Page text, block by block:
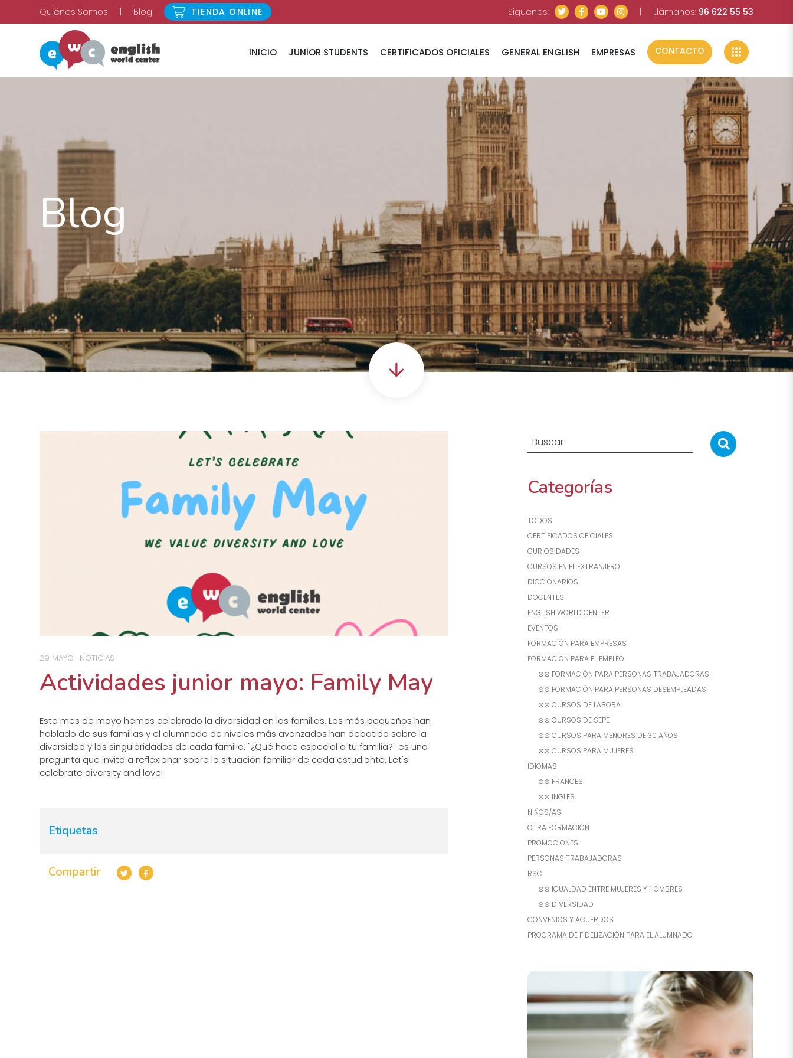
Quiénes Somos Blog TIENDA ONLINE Llámanos: 96 622 55 53
Siguenos:
INICIO JUNIOR STUDENTS CERTIFICADOS OFICIALES GENERAL ENGLISH EMPRESAS CONTACTO
Blog
29 MAYO · NOTICIAS
Actividades junior mayo: Family May
Este mes de mayo hemos celebrado la diversidad en las familias. Los más pequeños han
hablado de sus familias y el alumnado de niveles más avanzados han debatido sobre la
diversidad y las singularidades de cada familia. "¿Qué hace especial a tu familia?" es una
pregunta que invita a reflexionar sobre la situación familiar de cada estudiante. Let's
celebrate diversity and love!
Etiquetas
Compartir
Categorías
TODOS
CERTIFICADOS OFICIALES
CURIOSIDADES
CURSOS EN EL EXTRANJERO
DICCIONARIOS
DOCENTES
ENGLISH WORLD CENTER
EVENTOS
FORMACIÓN PARA EMPRESAS
FORMACIÓN PARA EL EMPLEO
⊙⊙ FORMACIÓN PARA PERSONAS TRABAJADORAS
⊙⊙ FORMACIÓN PARA PERSONAS DESEMPLEADAS
⊙⊙ CURSOS DE LABORA
⊙⊙ CURSOS DE SEPE
⊙⊙ CURSOS PARA MENORES DE 30 AÑOS
⊙⊙ CURSOS PARA MUJERES
IDIOMAS
⊙⊙ FRANCES
⊙⊙ INGLES
NIÑOS/AS
OTRA FORMACIÓN
PROMOCIONES
PERSONAS TRABAJADORAS
RSC
⊙⊙ IGUALDAD ENTRE MUJERES Y HOMBRES
⊙⊙ DIVERSIDAD
CONVENIOS Y ACUERDOS
PROGRAMA DE FIDELIZACIÓN PARA EL ALUMNADO